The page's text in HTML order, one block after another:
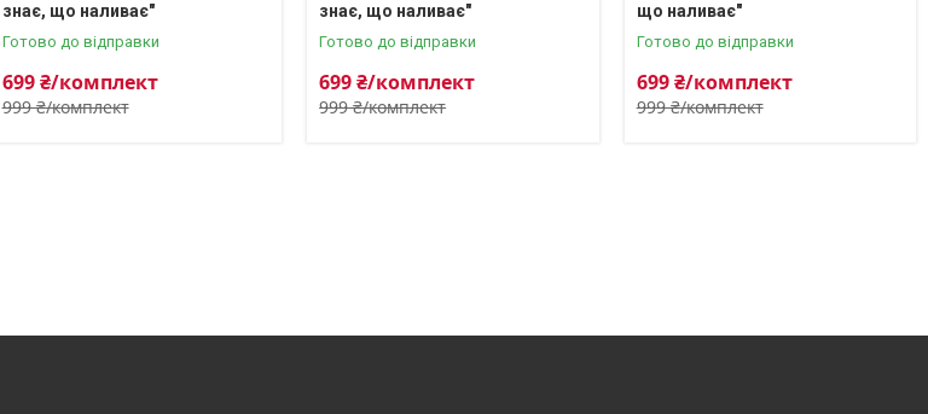
знає, що наливає"
Готово до відправки
999 ₴/комплект
699 ₴/комплект
знає, що наливає"
Готово до відправки
999 ₴/комплект
699 ₴/комплект
що наливає"
Готово до відправки
999 ₴/комплект
699 ₴/комплект